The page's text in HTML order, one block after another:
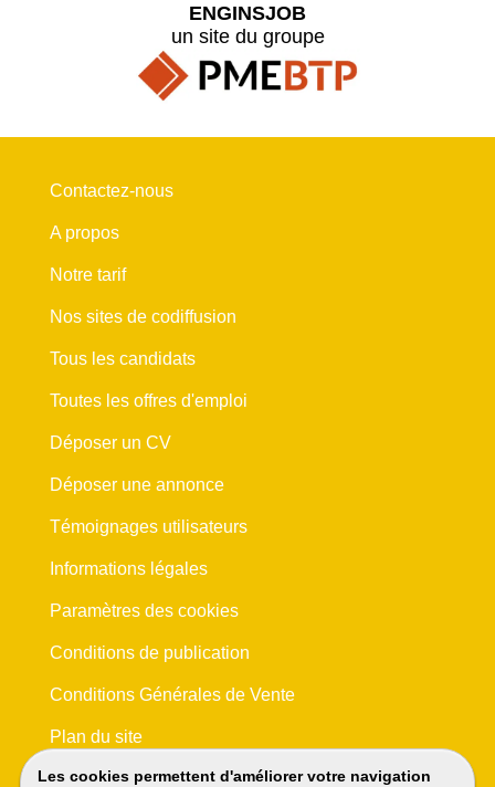
Les cookies permettent d'améliorer votre navigation
ENGINSJOB
un site du groupe
Contactez-nous
A propos
Notre tarif
Nos sites de codiffusion
Tous les candidats
Toutes les offres d'emploi
Déposer un CV
Déposer une annonce
Témoignages utilisateurs
Informations légales
Paramètres des cookies
Conditions de publication
Conditions Générales de Vente
Plan du site